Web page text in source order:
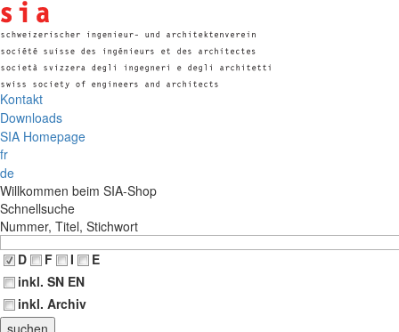
Kontakt
Downloads
SIA Homepage
fr
de
Willkommen beim SIA-Shop
Schnellsuche
Nummer, Titel, Stichwort
D
F I
E
inkl. SN EN
inkl. Archiv